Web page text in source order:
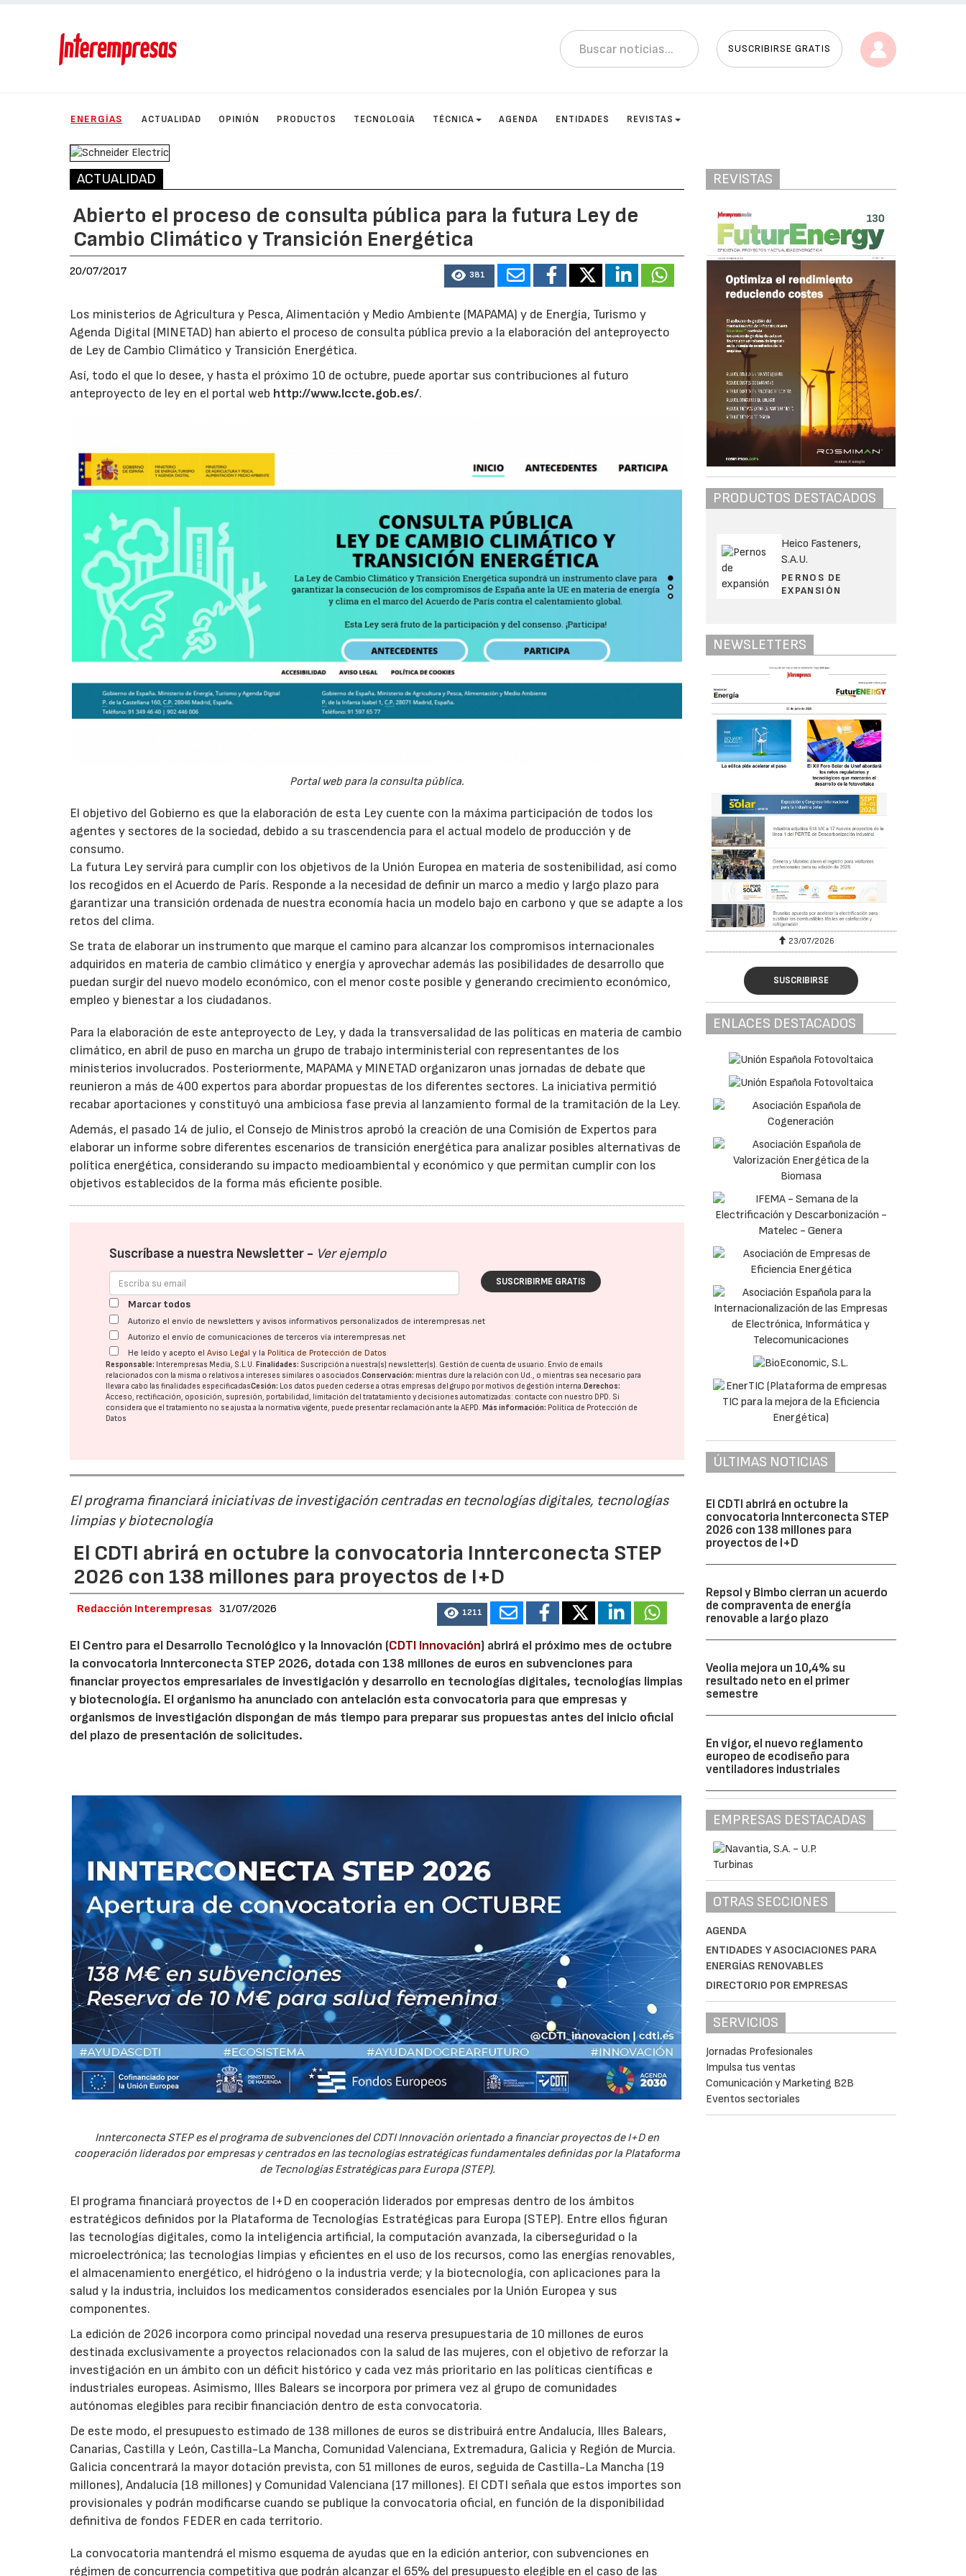
SUSCRIBIRSE GRATIS
ENERGÍAS ACTUALIDAD OPINIÓN PRODUCTOS TECNOLOGÍA TÉCNICA AGENDA ENTIDADES REVISTAS
ACTUALIDAD
Abierto el proceso de consulta pública para la futura Ley de
Cambio Climático y Transición Energética
20/07/2017 381
Los ministerios de Agricultura y Pesca, Alimentación y Medio Ambiente (MAPAMA) y de Energía, Turismo y
Agenda Digital (MINETAD) han abierto el proceso de consulta pública previo a la elaboración del anteproyecto
de Ley de Cambio Climático y Transición Energética.
Así, todo el que lo desee, y hasta el próximo 10 de octubre, puede aportar sus contribuciones al futuro
anteproyecto de ley en el portal web http://www.lccte.gob.es/.
Portal web para la consulta pública.
El objetivo del Gobierno es que la elaboración de esta Ley cuente con la máxima participación de todos los
agentes y sectores de la sociedad, debido a su trascendencia para el actual modelo de producción y de
consumo.
La futura Ley servirá para cumplir con los objetivos de la Unión Europea en materia de sostenibilidad, así como
los recogidos en el Acuerdo de París. Responde a la necesidad de definir un marco a medio y largo plazo para
garantizar una transición ordenada de nuestra economía hacia un modelo bajo en carbono y que se adapte a los
retos del clima.
Se trata de elaborar un instrumento que marque el camino para alcanzar los compromisos internacionales
adquiridos en materia de cambio climático y energía y aprovechar además las posibilidades de desarrollo que
puedan surgir del nuevo modelo económico, con el menor coste posible y generando crecimiento económico,
empleo y bienestar a los ciudadanos.
Para la elaboración de este anteproyecto de Ley, y dada la transversalidad de las políticas en materia de cambio
climático, en abril de puso en marcha un grupo de trabajo interministerial con representantes de los
ministerios involucrados. Posteriormente, MAPAMA y MINETAD organizaron unas jornadas de debate que
reunieron a más de 400 expertos para abordar propuestas de los diferentes sectores. La iniciativa permitió
recabar aportaciones y constituyó una ambiciosa fase previa al lanzamiento formal de la tramitación de la Ley.
Además, el pasado 14 de julio, el Consejo de Ministros aprobó la creación de una Comisión de Expertos para
elaborar un informe sobre diferentes escenarios de transición energética para analizar posibles alternativas de
política energética, considerando su impacto medioambiental y económico y que permitan cumplir con los
objetivos establecidos de la forma más eficiente posible.
Suscríbase a nuestra Newsletter - Ver ejemplo
SUSCRIBIRME GRATIS
Marcar todos
Autorizo el envío de newsletters y avisos informativos personalizados de interempresas.net
Autorizo el envío de comunicaciones de terceros vía interempresas.net
He leído y acepto elAviso Legal y la Política de Protección de Datos
Responsable: Interempresas Media, S.L.U. Finalidades: Suscripción a nuestra(s) newsletter(s). Gestión de cuenta de usuario. Envío de emails
relacionados con la misma o relativos a intereses similares o asociados.Conservación: mientras dure la relación con Ud., o mientras sea necesario para
llevar a cabo las finalidades especificadasCesión: Los datos pueden cederse a otras empresas del grupo por motivos de gestión interna. Derechos:
Acceso, rectificación, oposición, supresión, portabilidad, limitación del tratatamiento y decisiones automatizadas: contacte con nuestro DPD. Si
considera que el tratamiento no se ajusta a la normativa vigente, puede presentar reclamación ante laAEPD. Más información: Política de Protección de
Datos
El programa financiará iniciativas de investigación centradas en tecnologías digitales, tecnologías
limpias y biotecnología
El CDTI abrirá en octubre la convocatoria Innterconecta STEP
2026 con 138 millones para proyectos de I+D
Redacción Interempresas 31/07/2026 1211
El Centro para el Desarrollo Tecnológico y la Innovación (CDTI Innovación) abrirá el próximo mes de octubre
la convocatoria Innterconecta STEP 2026, dotada con 138 millones de euros en subvenciones para
financiar proyectos empresariales de investigación y desarrollo en tecnologías digitales, tecnologías limpias
y biotecnología. El organismo ha anunciado con antelación esta convocatoria para que empresas y
organismos de investigación dispongan de más tiempo para preparar sus propuestas antes del inicio oficial
del plazo de presentación de solicitudes.
Innterconecta STEP es el programa de subvenciones del CDTI Innovación orientado a financiar proyectos de I+D en
cooperación liderados por empresas y centrados en las tecnologías estratégicas fundamentales definidas por la Plataforma
de Tecnologías Estratégicas para Europa (STEP).
El programa financiará proyectos de I+D en cooperación liderados por empresas dentro de los ámbitos
estratégicos definidos por la Plataforma de Tecnologías Estratégicas para Europa (STEP). Entre ellos figuran
las tecnologías digitales, como la inteligencia artificial, la computación avanzada, la ciberseguridad o la
microelectrónica; las tecnologías limpias y eficientes en el uso de los recursos, como las energías renovables,
el almacenamiento energético, el hidrógeno o la industria verde; y la biotecnología, con aplicaciones para la
salud y la industria, incluidos los medicamentos considerados esenciales por la Unión Europea y sus
componentes.
La edición de 2026 incorpora como principal novedad una reserva presupuestaria de 10 millones de euros
destinada exclusivamente a proyectos relacionados con la salud de las mujeres, con el objetivo de reforzar la
investigación en un ámbito con un déficit histórico y cada vez más prioritario en las políticas científicas e
industriales europeas. Asimismo, Illes Balears se incorpora por primera vez al grupo de comunidades
autónomas elegibles para recibir financiación dentro de esta convocatoria.
De este modo, el presupuesto estimado de 138 millones de euros se distribuirá entre Andalucía, Illes Balears,
Canarias, Castilla y León, Castilla-La Mancha, Comunidad Valenciana, Extremadura, Galicia y Región de Murcia.
Galicia concentrará la mayor dotación prevista, con 51 millones de euros, seguida de Castilla-La Mancha (19
millones), Andalucía (18 millones) y Comunidad Valenciana (17 millones). El CDTI señala que estos importes son
provisionales y podrán modificarse cuando se publique la convocatoria oficial, en función de la disponibilidad
definitiva de fondos FEDER en cada territorio.
La convocatoria mantendrá el mismo esquema de ayudas que en la edición anterior, con subvenciones en
régimen de concurrencia competitiva que podrán alcanzar el 65% del presupuesto elegible en el caso de las
REVISTAS
PRODUCTOS DESTACADOS
Heico Fasteners,
S.A.U.
PERNOS DE
EXPANSIÓN
NEWSLETTERS
23/07/2026 30/07/2026 23/07/2026
SUSCRIBIRSE
ENLACES DESTACADOS
ÚLTIMAS NOTICIAS
El CDTI abrirá en octubre la
convocatoria Innterconecta STEP
2026 con 138 millones para
proyectos de I+D
Repsol y Bimbo cierran un acuerdo
de compraventa de energía
renovable a largo plazo
Veolia mejora un 10,4% su
resultado neto en el primer
semestre
En vigor, el nuevo reglamento
europeo de ecodiseño para
ventiladores industriales
EMPRESAS DESTACADAS
OTRAS SECCIONES
AGENDA
ENTIDADES Y ASOCIACIONES PARA
ENERGÍAS RENOVABLES
DIRECTORIO POR EMPRESAS
SERVICIOS
Jornadas Profesionales
Impulsa tus ventas
Comunicación y Marketing B2B
Eventos sectoriales